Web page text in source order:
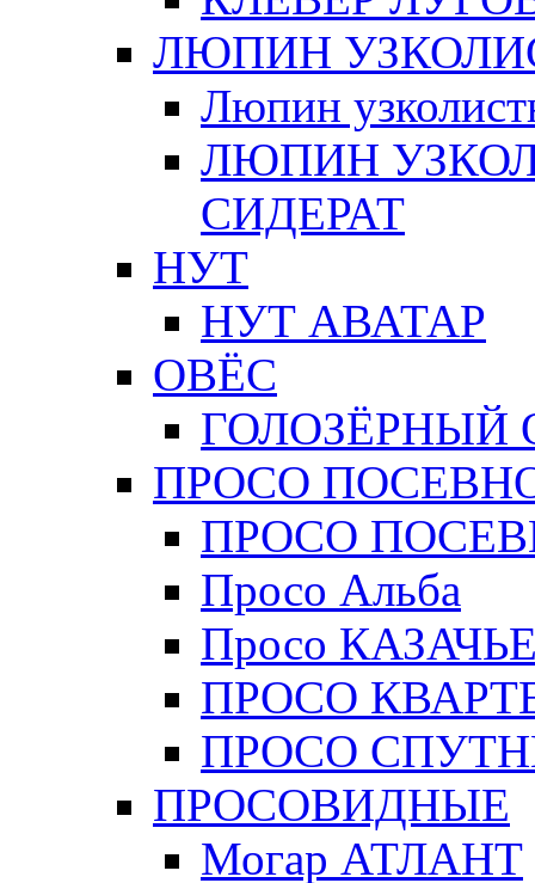
ЛЮПИН
Люпин
ЛЮПИН
СИДЕРАТ
НУТ
НУТ АВАТАР
ОВЁС
ГОЛОЗЁРНЫЙ
ПРОСО
ПРОСО
Просо Альба
Просо
ПРОСО
ПРОСО
ПРОСОВИДНЫЕ
Могар АТЛАНТ